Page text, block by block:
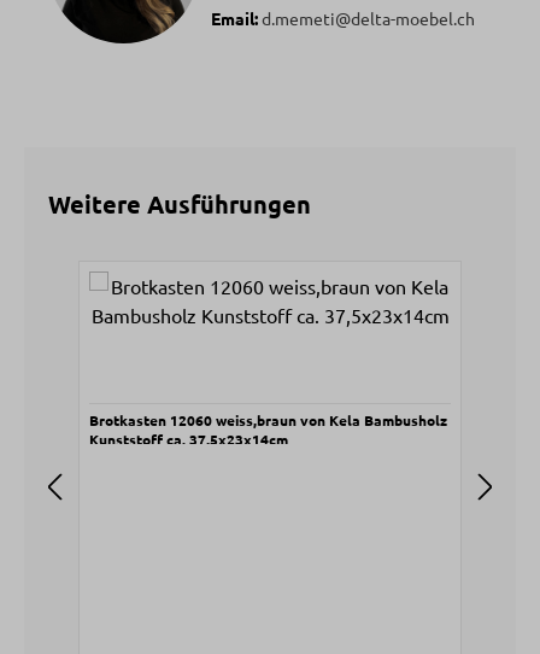
Email:d.memeti@delta-moebel.ch
Weitere Ausführungen
Produktgalerie überspringen
Brotkasten 12060 weiss,braun von Kela Bambusholz
Kunststoff ca. 37,5x23x14cm